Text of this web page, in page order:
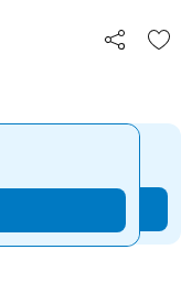
シェア
お